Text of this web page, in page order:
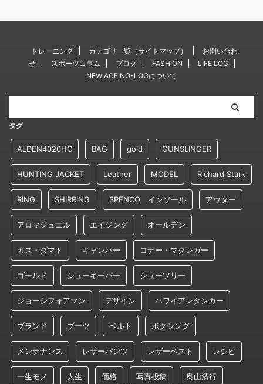
トレーニング カテゴリ一覧（サイトマップ）
お問い合わ
せ
スポーツコラム ブログ FASHION
LIFE LOG
NEW AGEING-LOGについて
タグ
ALDEN4020HC BAG gold GUNSLINGER
HUNTING JACKET Leather MODEL Richard Stark
RING SHIRRING SPENCO インソール アウター
アロマジュエル エイジング オールデン
カス・ダマト キャンバー コナー・マクレガー
ゴールド シューキーパー シューツリー
ジョージフォアマン デザイン ハワイアンタンカー
ブランド ブーツ ベルト ボクシング
メンテナンス レザーパンツ レザーベスト レシピ
一生モノ 人生 価格 写真投稿 奥山清行